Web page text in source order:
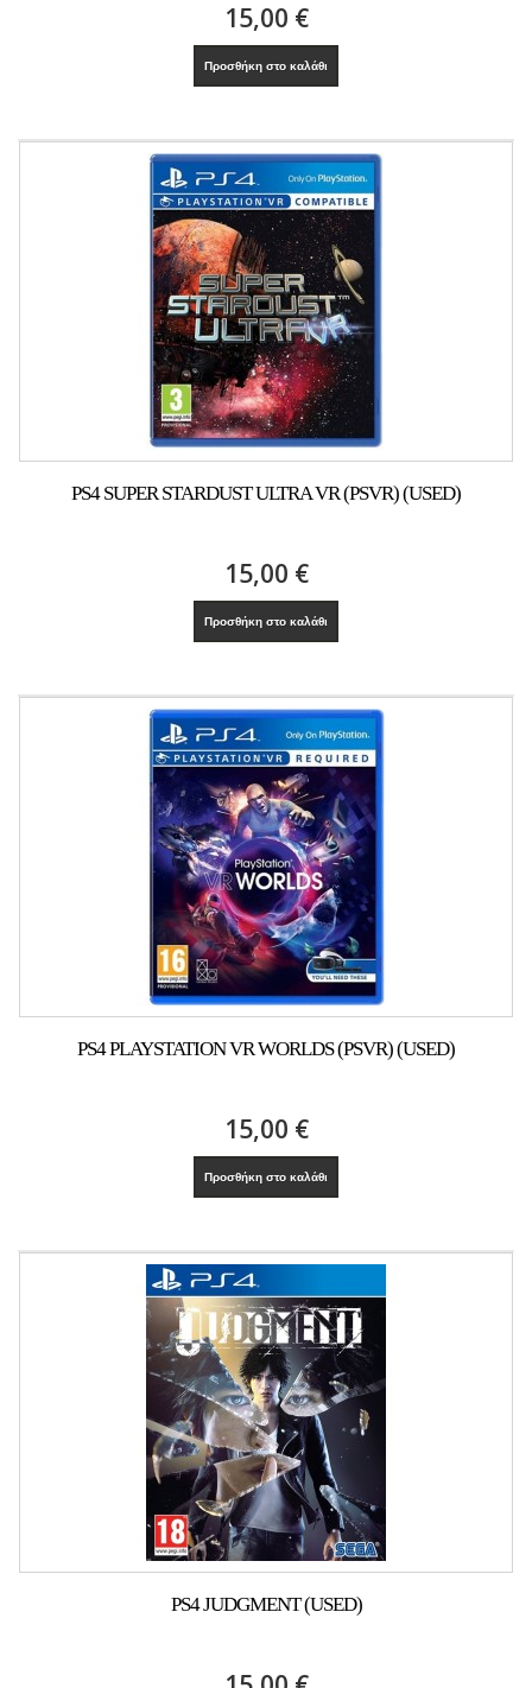
15,00 €
Προσθήκη στο καλάθι
PS4 SUPER STARDUST ULTRA VR (PSVR) (USED)
15,00 €
Προσθήκη στο καλάθι
PS4 PLAYSTATION VR WORLDS (PSVR) (USED)
15,00 €
Προσθήκη στο καλάθι
PS4 JUDGMENT (USED)